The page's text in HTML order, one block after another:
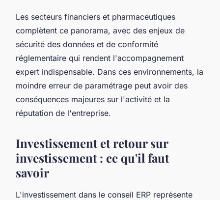
Les secteurs financiers et pharmaceutiques
complètent ce panorama, avec des enjeux de
sécurité des données et de conformité
réglementaire qui rendent l'accompagnement
expert indispensable. Dans ces environnements, la
moindre erreur de paramétrage peut avoir des
conséquences majeures sur l'activité et la
réputation de l'entreprise.
Investissement et retour sur
investissement : ce qu'il faut
savoir
L'investissement dans le conseil ERP représente